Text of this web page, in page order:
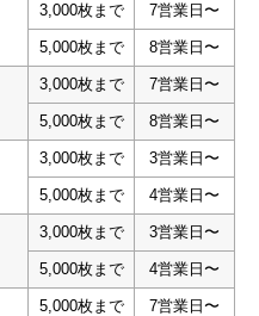
3,000枚まで 7営業日〜
5,000枚まで 8営業日〜
3,000枚まで 7営業日〜
5,000枚まで 8営業日〜
3,000枚まで 3営業日〜
5,000枚まで 4営業日〜
3,000枚まで 3営業日〜
5,000枚まで 4営業日〜
5,000枚まで 7営業日〜